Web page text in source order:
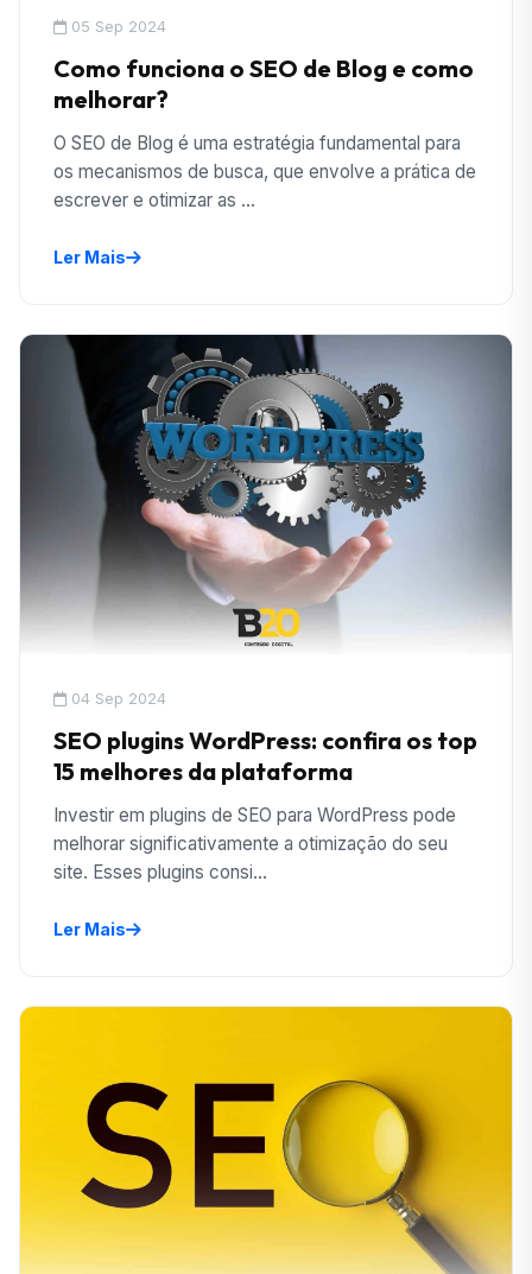
05 Sep 2024
Como funciona o SEO de Blog e como
melhorar?
O SEO de Blog é uma estratégia fundamental para
os mecanismos de busca, que envolve a prática de
escrever e otimizar as ...
Ler Mais
04 Sep 2024
SEO plugins WordPress: confira os top
15 melhores da plataforma
Investir em plugins de SEO para WordPress pode
melhorar significativamente a otimização do seu
site. Esses plugins consi...
Ler Mais